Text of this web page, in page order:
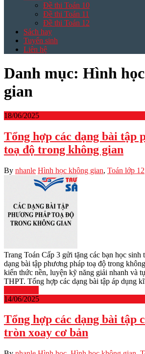
Đề thi Toán 10
Đề thi Toán 11
Đề thi Toán 12
Sách hay
Tuyển sinh
Liên hệ
Danh mục: Hình
gian
18/06/2025
Tổng hợp các dạng bài tập
toạ độ trong không gian
By nhanle Hình học không gian, Toán lớp 12
Trang Toán Cấp 3 gửi tặng các bạn học sinh
dạng bài tập phương pháp toạ độ trong
kiến thức nền, luyện kỹ năng giải nhanh và
THPT. Tổng hợp các dạng bài tập áp dụng
14/06/2025
Tổng hợp các dạng bài tập
tròn xoay cơ bản